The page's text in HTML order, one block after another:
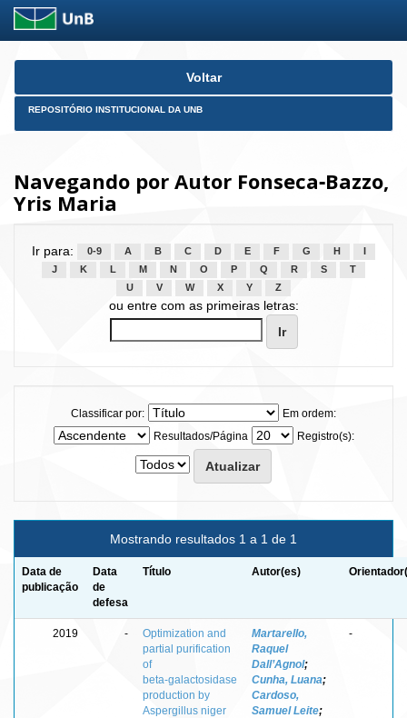
Skip
Voltar
REPOSITÓRIO INSTITUCIONAL DA UNB
Navegando por Autor Fonseca‑Bazzo,
Yris Maria
Ir para: 0-9 A B C D E F G H
J
K L M N O P Q R S
T
U
V W X Y Z
ou entre com as primeiras letras:
Classificar por:
Em ordem:
Resultados/Página
Registro(s):
Mostrando resultados 1 a 1 de 1
Data de
publicação
Data
de
defesa
Título Autor(es)
2019 -
Optimization and
partial purification
of
beta‑galactosidase
production by
Aspergillus niger
Martarello,
Raquel
Dall’Agnol;
Cunha, Luana;
Cardoso,
Samuel Leite;
-